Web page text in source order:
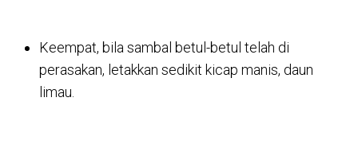
Keempat, bila sambal betul-betul telah di
perasakan, letakkan sedikit kicap manis, daun
limau.